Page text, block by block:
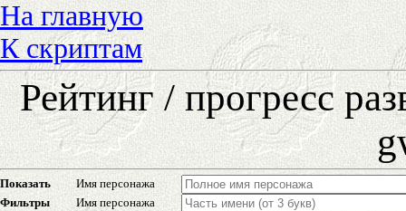
На главную
К скриптам
Рейтинг / прогресс
Показать
Имя персонажа
Фильтры
Имя персонажа